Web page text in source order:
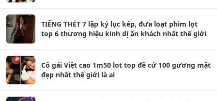
TIẾNG THÉT 7 lập kỷ lục kép, đưa loạt phim lọt
top 6 thương hiệu kinh dị ăn khách nhất thế giới
Cô gái Việt cao 1m50 lot top đề cử 100 gương mặt
đẹp nhất thế giới là ai